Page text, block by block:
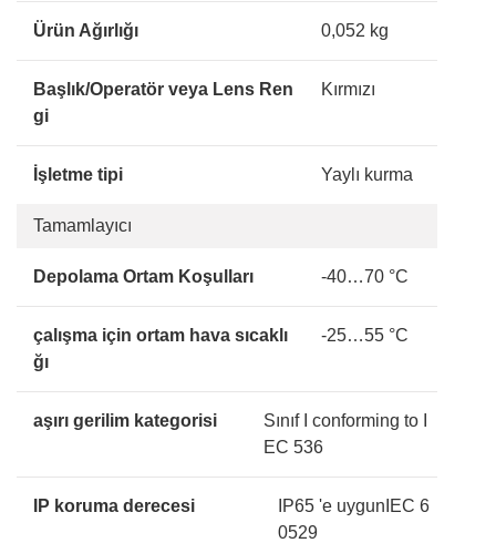
Tamamlayıcı
Ürün Ağırlığı 0,052 kg
Başlık/Operatör veya Lens Ren
gi
Kırmızı
İşletme tipi Yaylı kurma
Depolama Ortam Koşulları -40…70 °C
çalışma için ortam hava sıcaklı
ğı
-25…55 °C
aşırı gerilim kategorisi
Sınıf I conforming to I
EC 536
IP koruma derecesi
IP65 'e uygunIEC 6
0529